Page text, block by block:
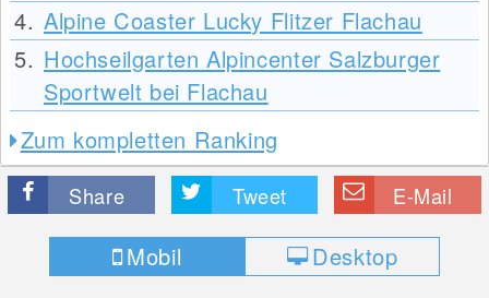
4. Alpine Coaster Lucky Flitzer Flachau
5. Hochseilgarten Alpincenter Salzburger
Sportwelt bei Flachau
Zum kompletten Ranking
Share Tweet E-Mail
Mobil Desktop